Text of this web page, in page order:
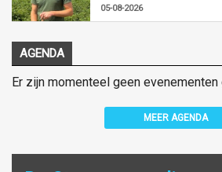
05-08-2026
AGENDA
Er zijn momenteel geen evenementen
MEER AGENDA